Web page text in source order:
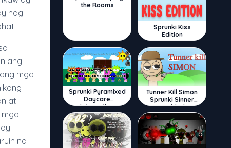
nag-
ang
mga
at
na
the Rooms
Sprunki Kiss
Edition
Sprunki Pyramixed
Daycare
Interactive
Tunner Kill Simon
Sprunki Sinner
Modded